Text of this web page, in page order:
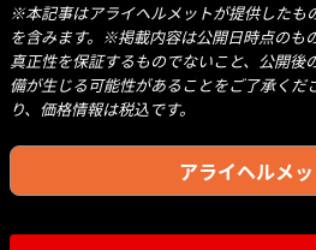
※本記事はアライヘルメットが提供したも
を含みます。※掲載内容は公開日時点のも
真正性を保証するものでないこと、公開後
備が生じる可能性があることをご了承く
り、価格情報は税込です。
アライヘルメ